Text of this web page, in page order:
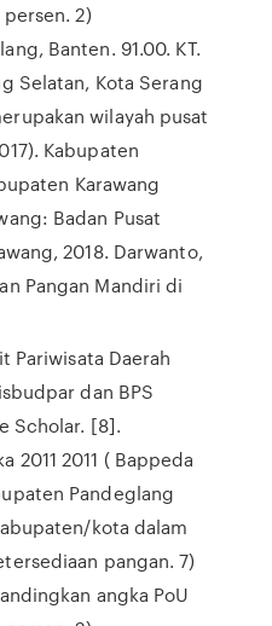
2)
Banten. 91.00. KT.
Selatan, Kota Serang
wilayah pusat
Kabupaten
Karawang
Badan Pusat
2018. Darwanto,
Pangan Mandiri di
Pariwisata Daerah
dan BPS
Scholar. [8].
2011 2011 ( Bappeda
Pandeglang
kota dalam
pangan. 7)
angka PoU